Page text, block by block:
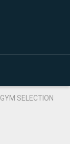
SELECTION